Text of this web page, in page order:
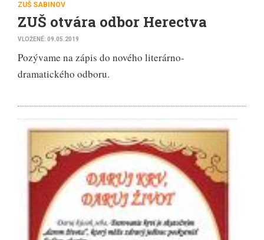
ZUŠ SABINOV
ZUŠ otvára odbor Herectva
VLOŽENÉ: 09.05.2019
Pozývame na zápis do nového literárno-
dramatického odboru.